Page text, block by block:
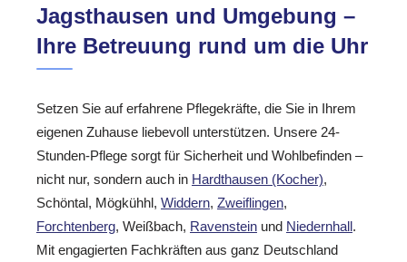
Jagsthausen und Umgebung –
Ihre Betreuung rund um die Uhr
Setzen Sie auf erfahrene Pflegekräfte, die Sie in Ihrem
eigenen Zuhause liebevoll unterstützen. Unsere 24-
Stunden-Pflege sorgt für Sicherheit und Wohlbefinden –
nicht nur, sondern auch in Hardthausen (Kocher),
Schöntal, Mögkühhl, Widdern, Zweiflingen,
Forchtenberg, Weißbach, Ravenstein und Niedernhall.
Mit engagierten Fachkräften aus ganz Deutschland